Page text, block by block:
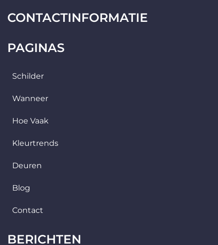
CONTACTINFORMATIE
PAGINAS
Schilder
Wanneer
Hoe Vaak
Kleurtrends
Deuren
Blog
Contact
BERICHTEN